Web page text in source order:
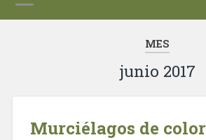
MES
junio 2017
Murciélagos de